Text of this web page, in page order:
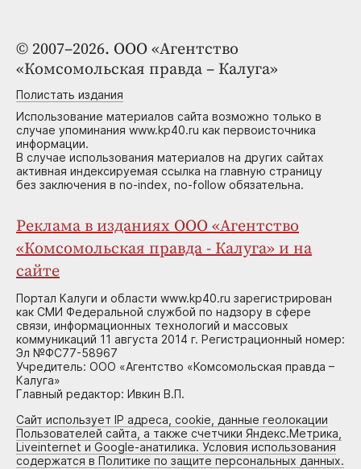
© 2007–2026. ООО «Агентство
«Комсомольская правда – Калуга»
Полистать издания
Использование материалов сайта возможно только в
случае упоминания www.kp40.ru как первоисточника
информации.
В случае использования материалов на других сайтах
активная индексируемая ссылка на главную страницу
без заключения в no-index, no-follow обязательна.
Реклама в изданиях ООО «Агентство
«Комсомольская правда - Калуга» и на
сайте
Портал Калуги и области www.kp40.ru зарегистрирован
как СМИ Федеральной службой по надзору в сфере
связи, информационных технологий и массовых
коммуникаций 11 августа 2014 г. Регистрационный номер:
Эл №ФС77-58967
Учредитель: ООО «Агентство «Комсомольская правда –
Калуга»
Главный редактор: Ивкин В.П.
Сайт использует IP адреса, cookie, данные геолокации
Пользователей сайта, а также счетчики Яндекс.Метрика,
Liveinternet и Google-анатилика. Условия использования
содержатся в Политике по защите персональных данных.